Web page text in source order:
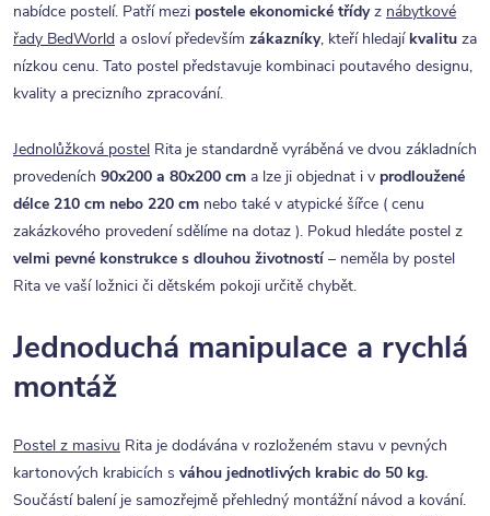
nabídce postelí. Patří mezi postele ekonomické třídyz nábytkové
řady BedWorld a osloví především zákazníky, kteří hledajíkvalitu za
nízkou cenu. Tato postel představuje kombinaci poutavého designu,
kvality a precizního zpracování.
Jednolůžková postel Rita je standardně vyráběná ve dvou základních
provedeních 90x200 a 80x200 cm a lze ji objednat i v prodloužené
délce 210 cm nebo 220 cm nebo také v atypické šířce ( cenu
zakázkového provedení sdělíme na dotaz ). Pokud hledáte postel z
velmi pevné konstrukce s dlouhou životností – neměla by postel
Rita ve vaší ložnici či dětském pokoji určitě chybět.
Jednoduchá manipulace a rychlá
montáž
Postel z masivu Rita je dodávána v rozloženém stavu v pevných
kartonových krabicích s váhou jednotlivých krabic do 50 kg.
Součástí balení je samozřejmě přehledný montážní návod a kování.